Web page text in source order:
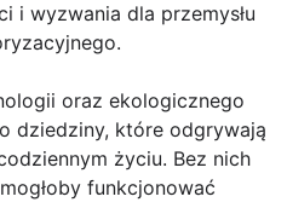
i wyzwania dla przemysłu
oraz ekologicznego
dziedziny, które odgrywają
życiu. Bez nich
funkcjonować